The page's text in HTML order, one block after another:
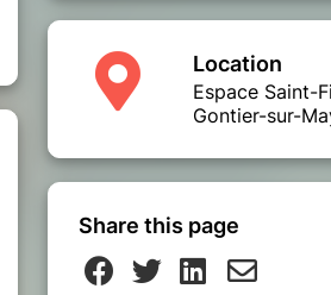
Location
Espace Saint-
Gontier-sur-
Share this page